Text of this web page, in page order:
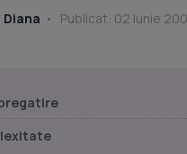
Diana Publicat: 02 Iunie